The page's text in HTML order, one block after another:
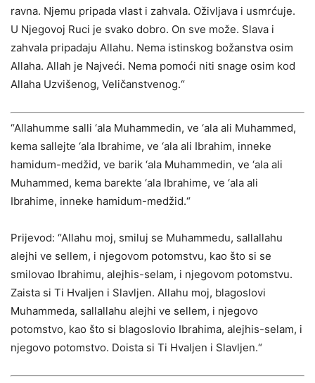
ravna. Njemu pripada vlast i zahvala. Oživljava i usmrćuje.
U Njegovoj Ruci je svako dobro. On sve može. Slava i
zahvala pripadaju Allahu. Nema istinskog božanstva osim
Allaha. Allah je Najveći. Nema pomoći niti snage osim kod
Allaha Uzvišenog, Veličanstvenog.“
“Allahumme salli ‘ala Muhammedin, ve ‘ala ali Muhammed,
kema sallejte ‘ala Ibrahime, ve ‘ala ali Ibrahim, inneke
hamidum-medžid, ve barik ‘ala Muhammedin, ve ‘ala ali
Muhammed, kema barekte ‘ala Ibrahime, ve ‘ala ali
Ibrahime, inneke hamidum-medžid.“
Prijevod: “Allahu moj, smiluj se Muhammedu, sallallahu
alejhi ve sellem, i njegovom potomstvu, kao što si se
smilovao Ibrahimu, alejhis-selam, i njegovom potomstvu.
Zaista si Ti Hvaljen i Slavljen. Allahu moj, blagoslovi
Muhammeda, sallallahu alejhi ve sellem, i njegovo
potomstvo, kao što si blagoslovio Ibrahima, alejhis-selam, i
njegovo potomstvo. Doista si Ti Hvaljen i Slavljen.“